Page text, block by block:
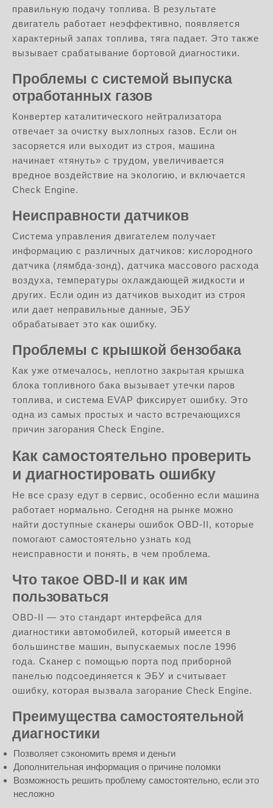
правильную подачу топлива. В результате
двигатель работает неэффективно, появляется
характерный запах топлива, тяга падает. Это также
вызывает срабатывание бортовой диагностики.
Проблемы с системой выпуска
отработанных газов
Конвертер каталитического нейтрализатора
отвечает за очистку выхлопных газов. Если он
засоряется или выходит из строя, машина
начинает «тянуть» с трудом, увеличивается
вредное воздействие на экологию, и включается
Check Engine.
Неисправности датчиков
Система управления двигателем получает
информацию с различных датчиков: кислородного
датчика (лямбда-зонд), датчика массового расхода
воздуха, температуры охлаждающей жидкости и
других. Если один из датчиков выходит из строя
или дает неправильные данные, ЭБУ
обрабатывает это как ошибку.
Проблемы с крышкой бензобака
Как уже отмечалось, неплотно закрытая крышка
блока топливного бака вызывает утечки паров
топлива, и система EVAP фиксирует ошибку. Это
одна из самых простых и часто встречающихся
причин загорания Check Engine.
Как самостоятельно проверить
и диагностировать ошибку
Не все сразу едут в сервис, особенно если машина
работает нормально. Сегодня на рынке можно
найти доступные сканеры ошибок OBD-II, которые
помогают самостоятельно узнать код
неисправности и понять, в чем проблема.
Что такое OBD-II и как им
пользоваться
OBD-II — это стандарт интерфейса для
диагностики автомобилей, который имеется в
большинстве машин, выпускаемых после 1996
года. Скaнер с помощью порта под приборной
панелью подсоединяется к ЭБУ и считывает
ошибку, которая вызвала загорание Check Engine.
Преимущества самостоятельной
диагностики
Позволяет сэкономить время и деньги
Дополнительная информация о причине поломки
Возможность решить проблему самостоятельно, если это
несложно